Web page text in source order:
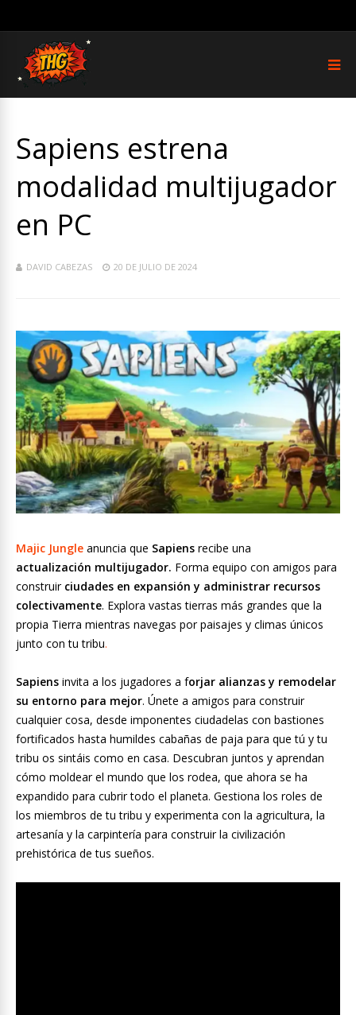
Sapiens estrena
modalidad multijugador
en PC
DAVID CABEZAS 20 DE JULIO DE 2024
Majic Jungle anuncia que Sapiens recibe una
actualización multijugador. Forma equipo con amigos para
construirciudades en expansión y administrar recursos
colectivamente. Explora vastas tierras más grandes que la
propia Tierra mientras navegas por paisajes y climas únicos
junto con tu tribu.
Sapiens invita a los jugadores a forjar alianzas y remodelar
su entorno para mejor. Únete a amigos para construir
cualquier cosa, desde imponentes ciudadelas con bastiones
fortificados hasta humildes cabañas de paja para que tú y tu
tribu os sintáis como en casa. Descubran juntos y aprendan
cómo moldear el mundo que los rodea, que ahora se ha
expandido para cubrir todo el planeta. Gestiona los roles de
los miembros de tu tribu y experimenta con la agricultura, la
artesanía y la carpintería para construir la civilización
prehistórica de tus sueños.